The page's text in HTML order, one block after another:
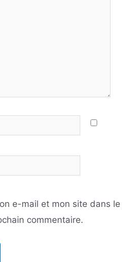
e-mail et mon site dans le
commentaire.